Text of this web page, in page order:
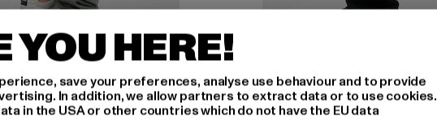
URBAN CLASSICS
YOU HERE!
save your preferences, analyse use behaviour and to provide
In addition, we allow partners to extract data or to use cookies.
in the USA or other countries which do not have the EU data